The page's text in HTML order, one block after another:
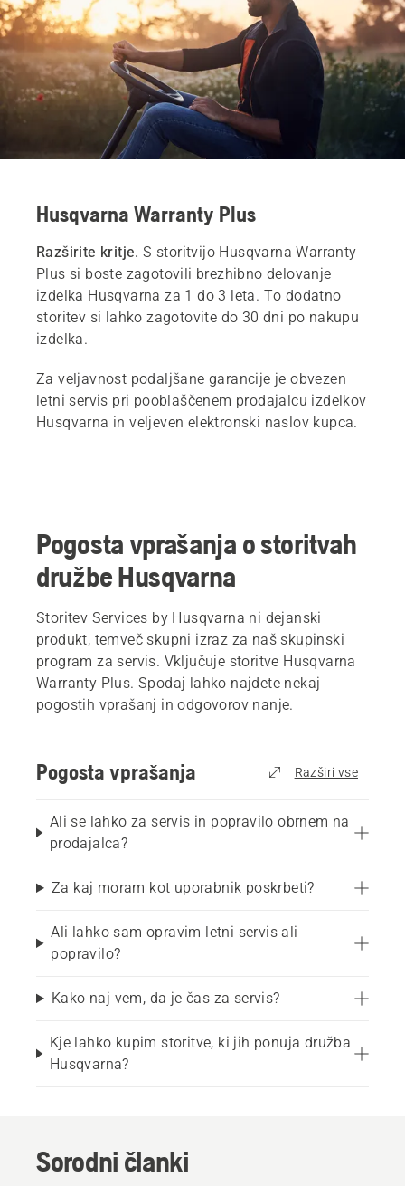
Husqvarna Warranty Plus
Razširite kritje. S storitvijo Husqvarna Warranty
Plus si boste zagotovili brezhibno delovanje
izdelka Husqvarna za 1 do 3 leta. To dodatno
storitev si lahko zagotovite do 30 dni po nakupu
izdelka.
Za veljavnost podaljšane garancije je obvezen
letni servis pri pooblaščenem prodajalcu izdelkov
Husqvarna in veljeven elektronski naslov kupca.
Pogosta vprašanja o storitvah
družbe Husqvarna
Storitev Services by Husqvarna ni dejanski
produkt, temveč skupni izraz za naš skupinski
program za servis. Vključuje storitve Husqvarna
Warranty Plus. Spodaj lahko najdete nekaj
pogostih vprašanj in odgovorov nanje.
Pogosta vprašanja Razširi vse
Ali se lahko za servis in popravilo obrnem na
prodajalca?
Za kaj moram kot uporabnik poskrbeti?
Ali lahko sam opravim letni servis ali
popravilo?
Kako naj vem, da je čas za servis?
Kje lahko kupim storitve, ki jih ponuja družba
Husqvarna?
Sorodni članki